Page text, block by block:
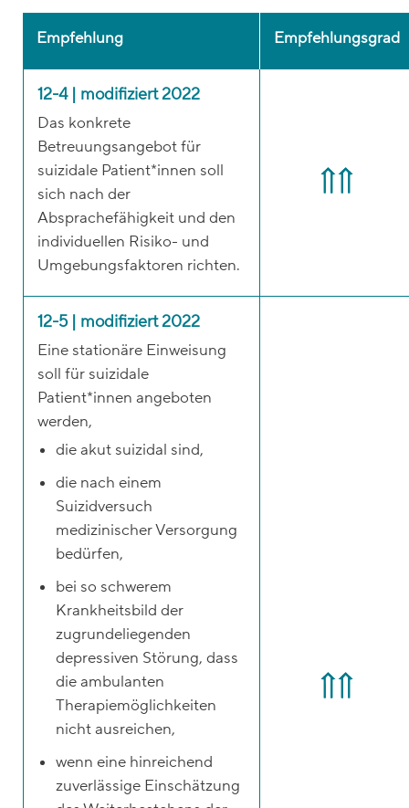
Empfehlung Empfehlungsgrad
12-4 | modifiziert 2022
Das konkrete
Betreuungsangebot für
suizidale Patient*innen soll
sich nach der
Absprachefähigkeit und den
individuellen Risiko- und
Umgebungsfaktoren richten.
12-5 | modifiziert 2022
Eine stationäre Einweisung
soll für suizidale
Patient*innen angeboten
werden,
die akut suizidal sind,
die nach einem
Suizidversuch
medizinischer Versorgung
bedürfen,
bei so schwerem
Krankheitsbild der
zugrundeliegenden
depressiven Störung, dass
die ambulanten
Therapiemöglichkeiten
nicht ausreichen,
wenn eine hinreichend
zuverlässige Einschätzung